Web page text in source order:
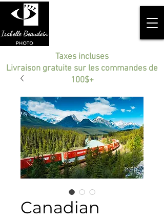
Taxes incluses
Livraison gratuite sur les commandes de
100$+
Canadian